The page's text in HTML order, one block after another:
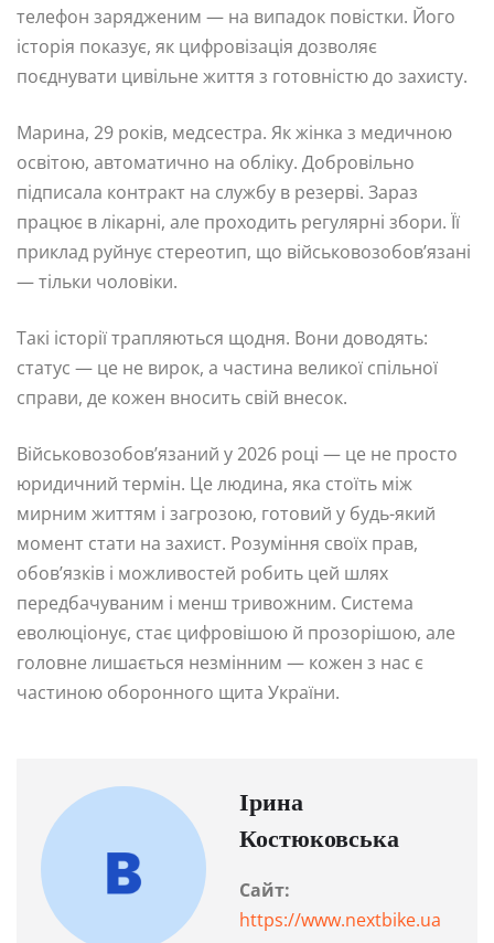
телефон зарядженим — на випадок повістки. Його
історія показує, як цифровізація дозволяє
поєднувати цивільне життя з готовністю до захисту.
Марина, 29 років, медсестра. Як жінка з медичною
освітою, автоматично на обліку. Добровільно
підписала контракт на службу в резерві. Зараз
працює в лікарні, але проходить регулярні збори. Її
приклад руйнує стереотип, що військовозобов’язані
— тільки чоловіки.
Такі історії трапляються щодня. Вони доводять:
статус — це не вирок, а частина великої спільної
справи, де кожен вносить свій внесок.
Військовозобов’язаний у 2026 році — це не просто
юридичний термін. Це людина, яка стоїть між
мирним життям і загрозою, готовий у будь-який
момент стати на захист. Розуміння своїх прав,
обов’язків і можливостей робить цей шлях
передбачуваним і менш тривожним. Система
еволюціонує, стає цифровішою й прозорішою, але
головне лишається незмінним — кожен з нас є
частиною оборонного щита України.
Ірина
Костюковська
Сайт:
https://www.nextbike.ua